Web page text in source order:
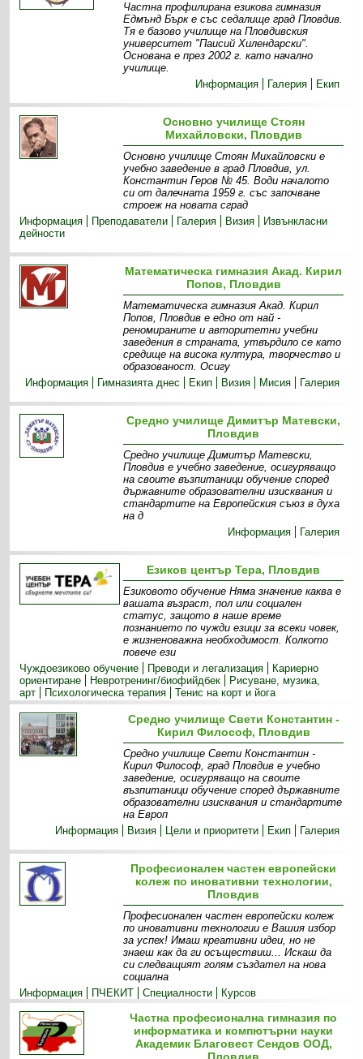
Частна профилирана езикова гимназия
Едмънд Бърк е със седалище град Пловдив.
Тя е базово училище на Пловдивския
университет "Паисий Хилендарски".
Основана е през 2002 г. като начално
училище.
Информация
Галерия Екип
Основно училище Стоян
Михайловски, Пловдив
Основно училище Стоян Михайловски е
учебно заведение в град Пловдив, ул.
Константин Геров № 45. Води началото
си от далечната 1959 г. със започване
строеж на новата сград
Информация
Преподаватели Галерия Визия
Извънкласни
дейности
Математическа гимназия Акад. Кирил
Попов, Пловдив
Математическа гимназия Акад. Кирил
Попов, Пловдив е едно от най -
реномираните и авторитетни учебни
заведения в страната, утвърдило се като
средище на висока култура, творчество и
образованост. Осигу
Информация
Гимназията днес Екип Визия Мисия Галерия
Средно училище Димитър Матевски,
Пловдив
Средно училище Димитър Матевски,
Пловдив е учебно заведение, осигуряващо
на своите възпитаници обучение според
държавните образователни изисквания и
стандартите на Европейския съюз в духа
на д
Информация
Галерия
Езиков център Тера, Пловдив
Eзиковото обучение Няма значение каква е
вашата възраст, пол или социален
статус, защото в наше време
познанието по чужди езици за всеки човек,
е жизненоважна необходимост. Колкото
повече ези
Чуждоезиково обучение
Преводи и легализация
Кариерно
ориентиране
Невротренинг/биофийдбек
Рисуване, музика,
арт
Психологическа терапия Тенис на корт и йога
Средно училище Свети Константин -
Кирил Философ, Пловдив
Средно училище Свети Константин -
Кирил Философ, град Пловдив е учебно
заведение, осигуряващо на своите
възпитаници обучение според държавните
образователни изисквания и стандартите
на Европ
Информация
Визия Цели и приоритети Екип Галерия
Професионален частен европейски
колеж по иновативни технологии,
Пловдив
Професионален частен европейски колеж
по иновативни технологии е Вашия избор
за успех! Имаш креативни идеи, но не
знаеш как да ги осъществиш... Искаш да
си следващият голям създател на нова
социална
Информация
ПЧЕКИТ Специалности
Курсов
център
Галерия Кариерен център
Частна професионална гимназия по
информатика и компютърни науки
Академик Благовест Сендов ООД,